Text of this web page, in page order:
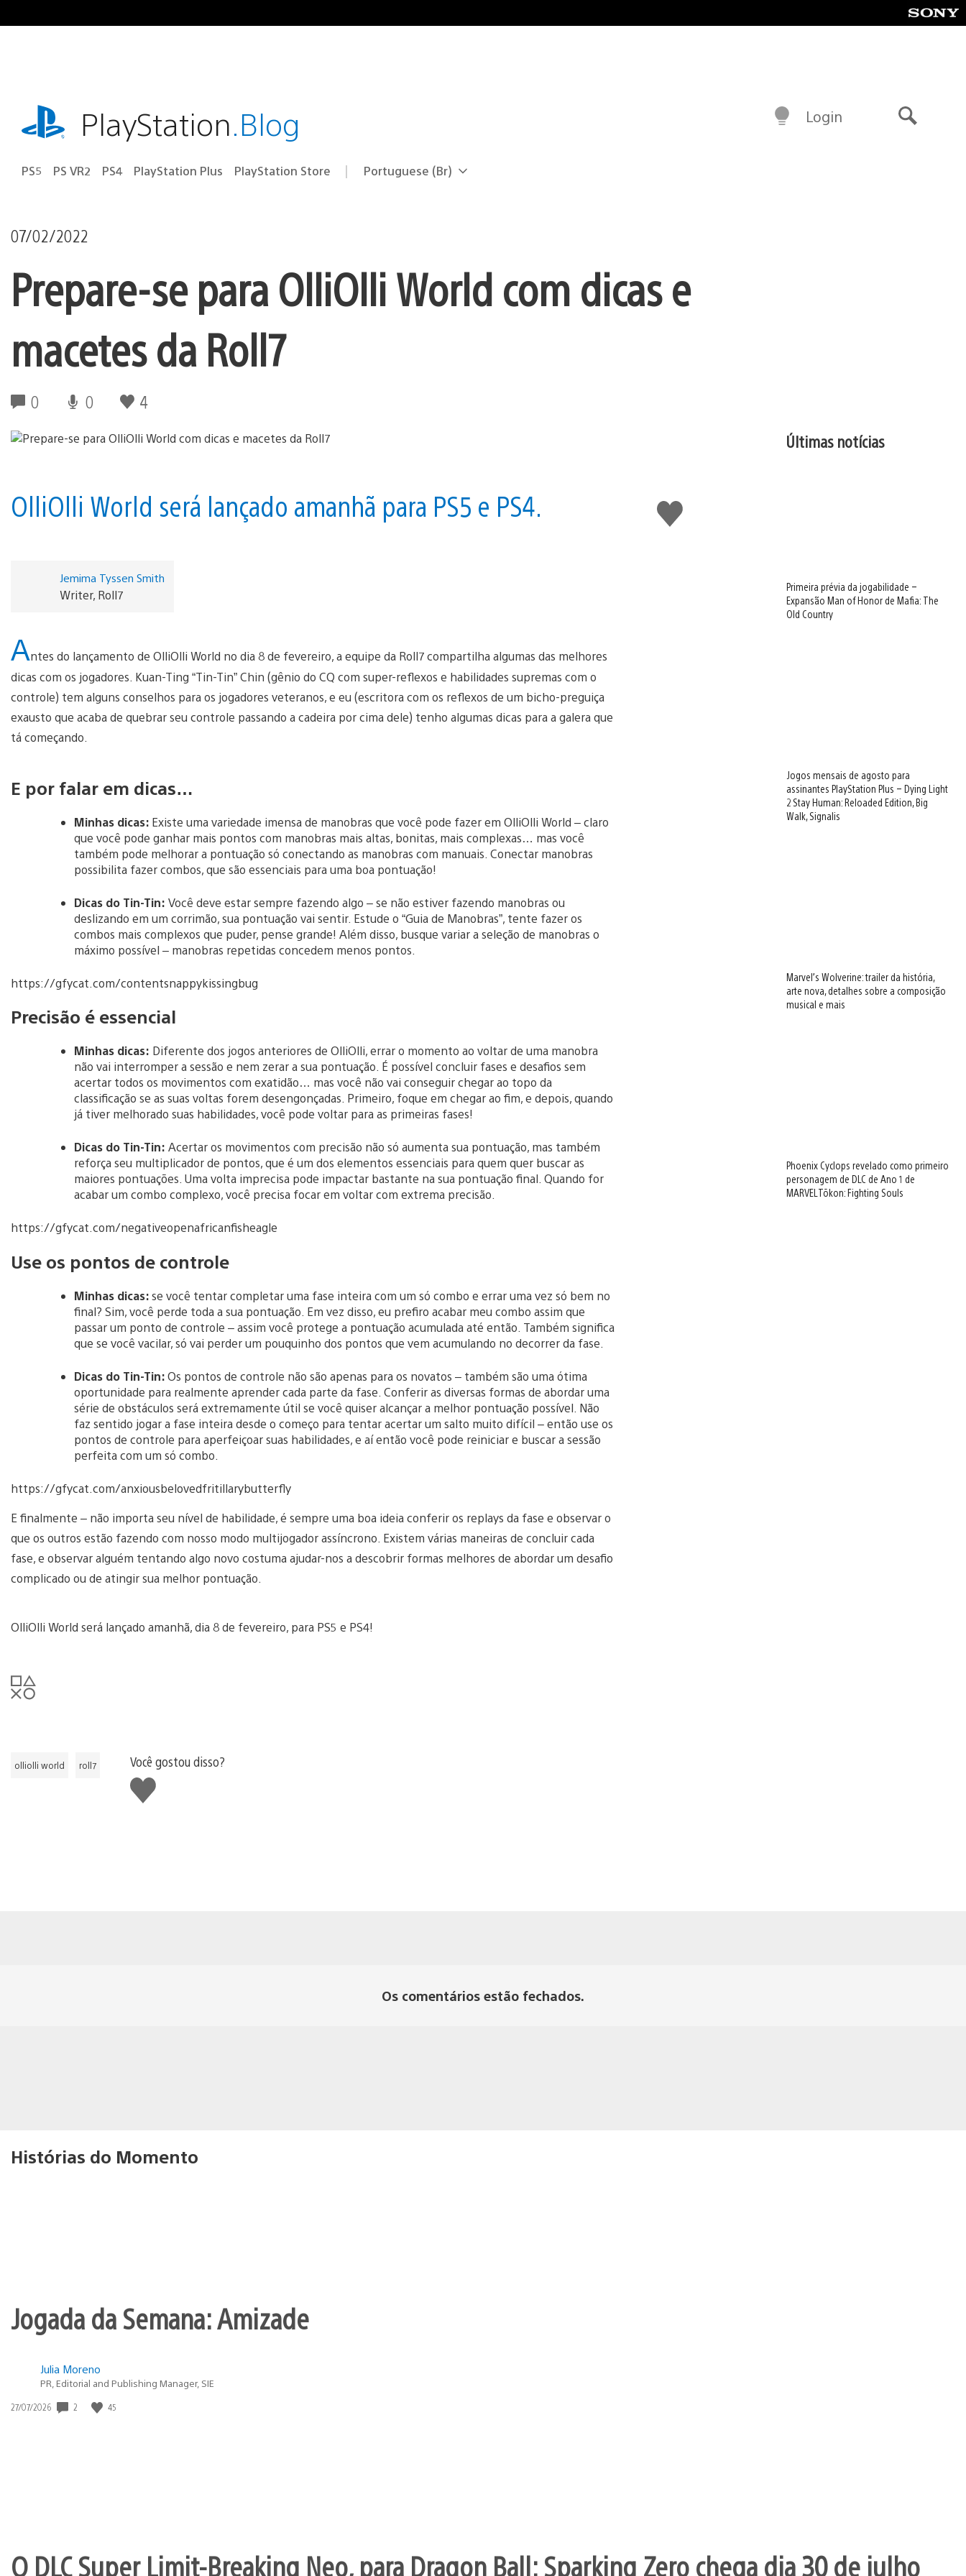
para
playstation.comPlayStation.Blog
PS5 PS VR2 PS4 PlayStation Plus PlayStation Store Selecione
Região
Portuguese (Br)
Login
07/02/2022
Prepare-se para OlliOlli World com dicas e
macetes da Roll7
0 0 4
Curtir
OlliOlli World será lançado amanhã para PS5 e PS4.
Jemima Tyssen Smith
Writer, Roll7
Antes do lançamento de OlliOlli World no dia 8 de fevereiro, a equipe da Roll7 compartilha algumas das melhores
dicas com os jogadores. Kuan-Ting “Tin-Tin” Chin (gênio do CQ com super-reflexos e habilidades supremas com o
controle) tem alguns conselhos para os jogadores veteranos, e eu (escritora com os reflexos de um bicho-preguiça
exausto que acaba de quebrar seu controle passando a cadeira por cima dele) tenho algumas dicas para a galera que
tá começando.
E por falar em dicas…
Minhas dicas: Existe uma variedade imensa de manobras que você pode fazer em OlliOlli World – claro
que você pode ganhar mais pontos com manobras mais altas, bonitas, mais complexas… mas você
também pode melhorar a pontuação só conectando as manobras com manuais. Conectar manobras
possibilita fazer combos, que são essenciais para uma boa pontuação!
Dicas do Tin-Tin: Você deve estar sempre fazendo algo – se não estiver fazendo manobras ou
deslizando em um corrimão, sua pontuação vai sentir. Estude o “Guia de Manobras”, tente fazer os
combos mais complexos que puder, pense grande! Além disso, busque variar a seleção de manobras o
máximo possível – manobras repetidas concedem menos pontos.
https://gfycat.com/contentsnappykissingbug
Precisão é essencial
Minhas dicas: Diferente dos jogos anteriores de OlliOlli, errar o momento ao voltar de uma manobra
não vai interromper a sessão e nem zerar a sua pontuação. É possível concluir fases e desafios sem
acertar todos os movimentos com exatidão… mas você não vai conseguir chegar ao topo da
classificação se as suas voltas forem desengonçadas. Primeiro, foque em chegar ao fim, e depois, quando
já tiver melhorado suas habilidades, você pode voltar para as primeiras fases!
Dicas do Tin-Tin: Acertar os movimentos com precisão não só aumenta sua pontuação, mas também
reforça seu multiplicador de pontos, que é um dos elementos essenciais para quem quer buscar as
maiores pontuações. Uma volta imprecisa pode impactar bastante na sua pontuação final. Quando for
acabar um combo complexo, você precisa focar em voltar com extrema precisão.
https://gfycat.com/negativeopenafricanfisheagle
Use os pontos de controle
Minhas dicas:se você tentar completar uma fase inteira com um só combo e errar uma vez só bem no
final? Sim, você perde toda a sua pontuação. Em vez disso, eu prefiro acabar meu combo assim que
passar um ponto de controle – assim você protege a pontuação acumulada até então. Também significa
que se você vacilar, só vai perder um pouquinho dos pontos que vem acumulando no decorrer da fase.
Dicas do Tin-Tin:Os pontos de controle não são apenas para os novatos – também são uma ótima
oportunidade para realmente aprender cada parte da fase. Conferir as diversas formas de abordar uma
série de obstáculos será extremamente útil se você quiser alcançar a melhor pontuação possível. Não
faz sentido jogar a fase inteira desde o começo para tentar acertar um salto muito difícil – então use os
pontos de controle para aperfeiçoar suas habilidades, e aí então você pode reiniciar e buscar a sessão
perfeita com um só combo.
https://gfycat.com/anxiousbelovedfritillarybutterfly
E finalmente – não importa seu nível de habilidade, é sempre uma boa ideia conferir os replays da fase e observar o
que os outros estão fazendo com nosso modo multijogador assíncrono. Existem várias maneiras de concluir cada
fase, e observar alguém tentando algo novo costuma ajudar-nos a descobrir formas melhores de abordar um desafio
complicado ou de atingir sua melhor pontuação.
OlliOlli World será lançado amanhã, dia 8 de fevereiro, para PS5 e PS4!
olliolli world roll7
Você gostou disso?
Curtir
Últimas notícias
Primeira prévia da jogabilidade –
Expansão Man of Honor de Mafia: The
Old Country
Jogos mensais de agosto para
assinantes PlayStation Plus – Dying Light
2 Stay Human: Reloaded Edition, Big
Walk, Signalis
Marvel’s Wolverine: trailer da história,
arte nova, detalhes sobre a composição
musical e mais
Phoenix Cyclops revelado como primeiro
personagem de DLC de Ano 1 de
MARVEL Tōkon: Fighting Souls
Os comentários estão fechados.
Histórias do Momento
Jogada da Semana: Amizade
Julia Moreno
PR, Editorial and Publishing Manager, SIE
Data
27/07/2026 2 45
O DLC Super Limit-Breaking Neo, para Dragon Ball: Sparking Zero chega dia 30 de julho